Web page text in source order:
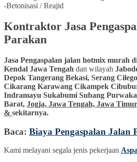
-Betonisasi / Reajid
Kontraktor Jasa
Parakan
Jasa Pengaspalan jalan hotmix murah
Kendal Jawa Tengah dan wilayah
Depok Tangerang Bekasi, Serang
Cikarang Karawang Cikampek
Indramayu Sukabumi Subang
Barat, Jogja, Jawa Tengah, Jawa
& sekitarnya.
Baca: Biaya Pengaspalan Jalan
Kami melayani segala jenis pekerjaan